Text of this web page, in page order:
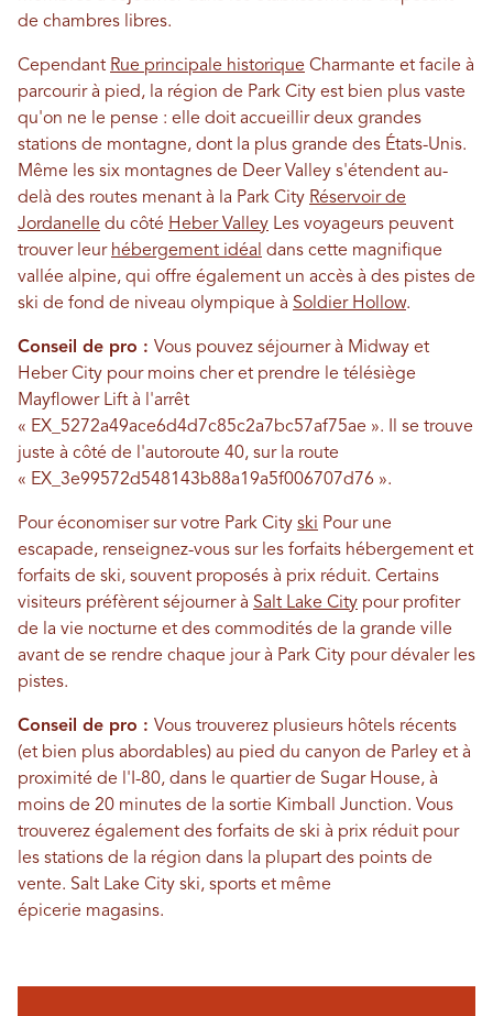
de chambres libres.
Cependant Rue principale historique Charmante et facile à
parcourir à pied, la région de Park City est bien plus vaste
qu'on ne le pense : elle doit accueillir deux grandes
stations de montagne, dont la plus grande des États-Unis.
Même les six montagnes de Deer Valley s'étendent au-
delà des routes menant à la Park City Réservoir de
Jordanelle du côté Heber Valley Les voyageurs peuvent
trouver leur hébergement idéal dans cette magnifique
vallée alpine, qui offre également un accès à des pistes de
ski de fond de niveau olympique à Soldier Hollow.
Conseil de pro : Vous pouvez séjourner à Midway et
Heber City pour moins cher et prendre le télésiège
Mayflower Lift à l'arrêt
« EX_5272a49ace6d4d7c85c2a7bc57af75ae ». Il se trouve
juste à côté de l'autoroute 40, sur la route
« EX_3e99572d548143b88a19a5f006707d76 ».
Pour économiser sur votre Park City ski Pour une
escapade, renseignez-vous sur les forfaits hébergement et
forfaits de ski, souvent proposés à prix réduit. Certains
visiteurs préfèrent séjourner à Salt Lake City pour profiter
de la vie nocturne et des commodités de la grande ville
avant de se rendre chaque jour à Park City pour dévaler les
pistes.
Conseil de pro : Vous trouverez plusieurs hôtels récents
(et bien plus abordables) au pied du canyon de Parley et à
proximité de l'I-80, dans le quartier de Sugar House, à
moins de 20 minutes de la sortie Kimball Junction. Vous
trouverez également des forfaits de ski à prix réduit pour
les stations de la région dans la plupart des points de
vente. Salt Lake City ski, sports et même
épicerie magasins.